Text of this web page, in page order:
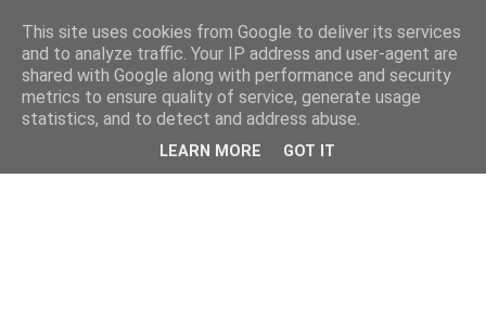
This site uses cookies from Google to deliver its services
and to analyze traffic. Your IP address and user-agent are
shared with Google along with performance and security
metrics to ensure quality of service, generate usage
statistics, and to detect and address abuse.
LEARN MORE GOT IT